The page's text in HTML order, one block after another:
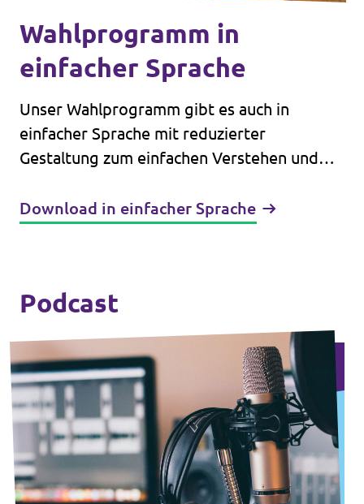
Wahlprogramm in
einfacher Sprache
Unser Wahlprogramm gibt es auch in
einfacher Sprache mit reduzierter
Gestaltung zum einfachen Verstehen und
Download in einfacher Sprache
Podcast